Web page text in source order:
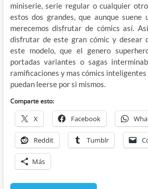
miniserie, serie regular o cualquier
estos dos grandes, que aunque suene
merecemos disfrutar de cómics así.
disfrutar de este gran cómic y desear
este modelo, que el genero
portadas variantes o sagas
ramificaciones y mas cómics
puedan leerse por si mismos.
Comparte esto:
X Facebook
Reddit Tumblr
Más